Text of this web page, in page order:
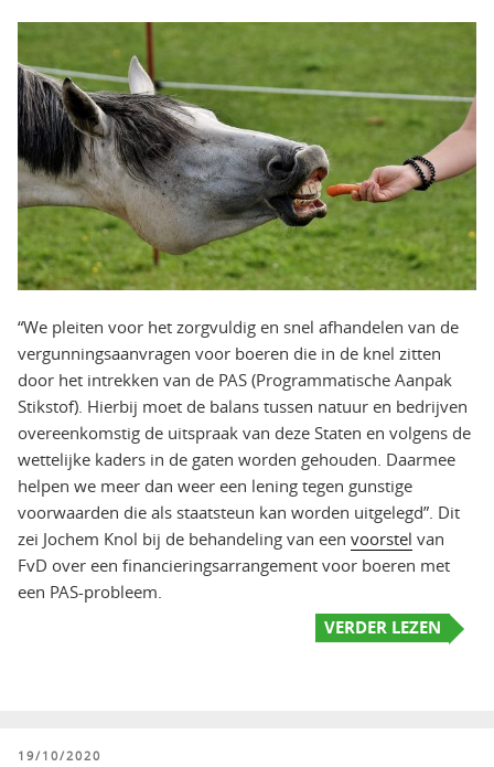
“We pleiten voor het zorgvuldig en snel afhandelen van de
vergunningsaanvragen voor boeren die in de knel zitten
door het intrekken van de PAS (Programmatische Aanpak
Stikstof). Hierbij moet de balans tussen natuur en bedrijven
overeenkomstig de uitspraak van deze Staten en volgens de
wettelijke kaders in de gaten worden gehouden. Daarmee
helpen we meer dan weer een lening tegen gunstige
voorwaarden die als staatsteun kan worden uitgelegd”. Dit
zei Jochem Knol bij de behandeling van een voorstel van
FvD over een financieringsarrangement voor boeren met
een PAS-probleem.
VERDER LEZEN
GEPLAATST
19/10/2020